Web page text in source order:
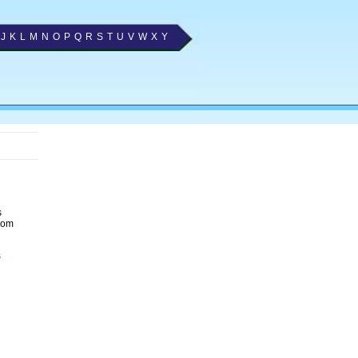
J K L M N O P Q R S T U V W X Y